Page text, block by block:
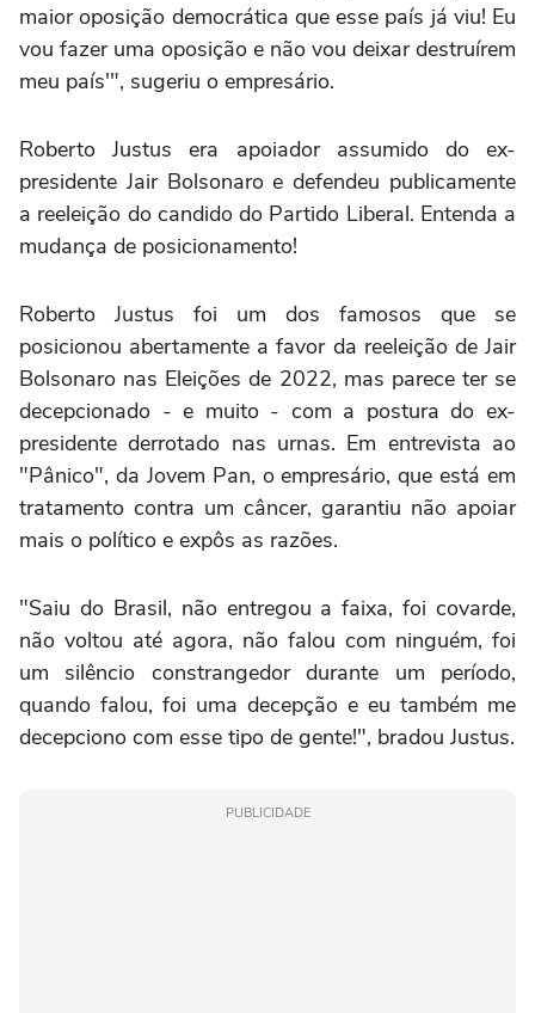
maior oposição democrática que esse país já viu! Eu
vou fazer uma oposição e não vou deixar destruírem
meu país'", sugeriu o empresário.
Roberto Justus era apoiador assumido do ex-
presidente Jair Bolsonaro e defendeu publicamente
a reeleição do candido do Partido Liberal. Entenda a
mudança de posicionamento!
Roberto Justus foi um dos famosos que se
posicionou abertamente a favor da reeleição de Jair
Bolsonaro nas Eleições de 2022, mas parece ter se
decepcionado - e muito - com a postura do ex-
presidente derrotado nas urnas. Em entrevista ao
"Pânico", da Jovem Pan, o empresário, que está em
tratamento contra um câncer, garantiu não apoiar
mais o político e expôs as razões.
"Saiu do Brasil, não entregou a faixa, foi covarde,
não voltou até agora, não falou com ninguém, foi
um silêncio constrangedor durante um período,
quando falou, foi uma decepção e eu também me
decepciono com esse tipo de gente!", bradou Justus.
PUBLICIDADE